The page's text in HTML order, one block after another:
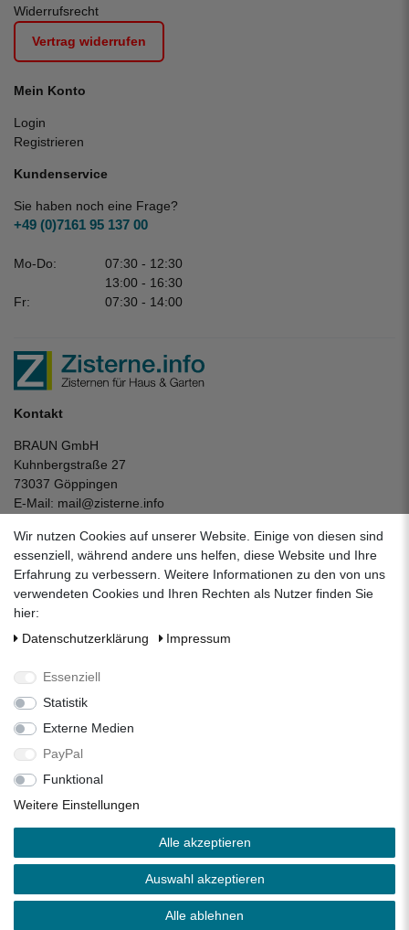
Widerrufsrecht
Vertrag widerrufen
Mein Konto
Login
Registrieren
Kundenservice
Sie haben noch eine Frage?
+49 (0)7161 95 137 00
Mo-Do:
07:30 - 12:30
13:00 - 16:30
Fr:
07:30 - 14:00
Kontakt
BRAUN GmbH
Kuhnbergstraße 27
73037 Göppingen
E-Mail: mail@zisterne.info
Unternehmen
Datenschutzerklärung
Impressum
Über uns
Folgen Sie uns auf Social Media
Alle Preise inkl. 19% Mehrwertsteuer.
* Die verkauften Stückzahlen beziehen sich auf die Verkäufe
in unseren Shops und Marktplätzen.
** Der kostenlose Versand erfolgt ausschließlich innerhalb
des deutschen Festlandes ohne Inseln.
Copyright 2026 © Zisterne.info - Alle Rechte vorbehalten.
Wir nutzen Cookies auf unserer Website. Einige von diesen sind
essenziell, während andere uns helfen, diese Website und Ihre
Erfahrung zu verbessern. Weitere Informationen zu den von uns
verwendeten Cookies und Ihren Rechten als Nutzer finden Sie
hier:
Daten­schutz­erklärung
Impressum
Essenziell
Statistik
Externe Medien
PayPal
Funktional
Weitere Einstellungen
Alle akzeptieren
Auswahl akzeptieren
Alle ablehnen